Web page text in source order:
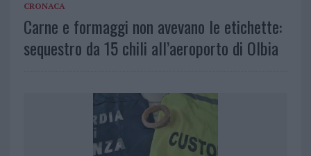
CRONACA
Carne e formaggi non avevano le etichette:
sequestro da 15 chili all’aeroporto di Olbia